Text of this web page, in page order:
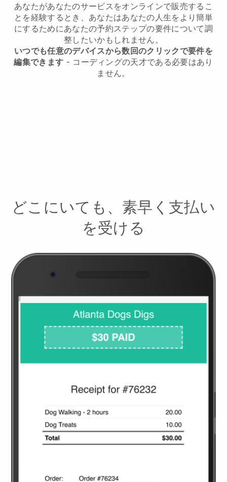
あなたがあなたのサービスをオンラインで販売するこ
とを経験するとき、あなたはあなたの人生をより簡単
にするためにあなたの予約ステップの要件について調
整したいかもしれません。
いつでも任意のデバイスから数回のクリックで要件を
編集できます - コーディングの天才である必要はあり
ません。
どこにいても、素早く支払い
を受ける